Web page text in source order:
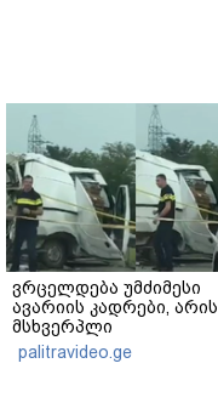
ვრცელდება უმძიმესი
ავარიის კადრები, არის
მსხვერპლი
palitravideo.ge